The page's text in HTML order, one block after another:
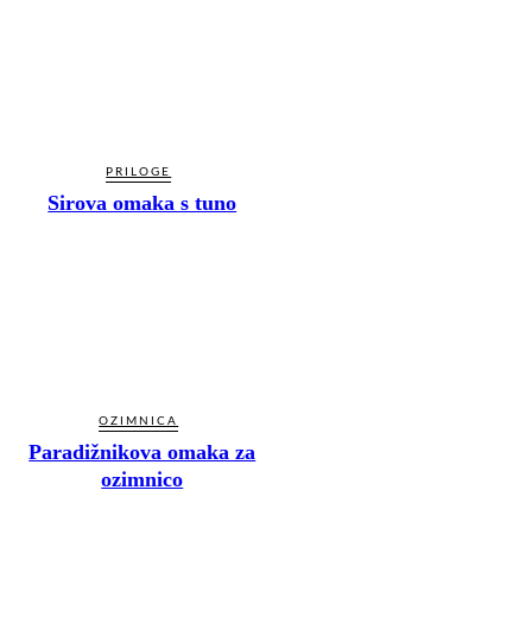
PRILOGE
Sirova omaka s tuno
OZIMNICA
Paradižnikova omaka za
ozimnico